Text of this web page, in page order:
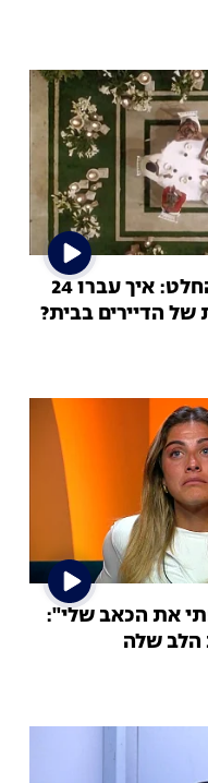
הלילה האחרון בהחלט: איך עברו 24
הדיירים בבית?
את הכאב שלי":
שלה